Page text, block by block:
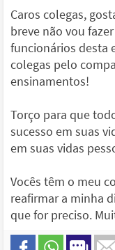
Caros colegas,
breve não vou
funcionários desta
colegas pelo
ensinamentos!
Torço para que
sucesso em suas
em suas vidas
Vocês têm o meu
reafirmar a minha
que for preciso.